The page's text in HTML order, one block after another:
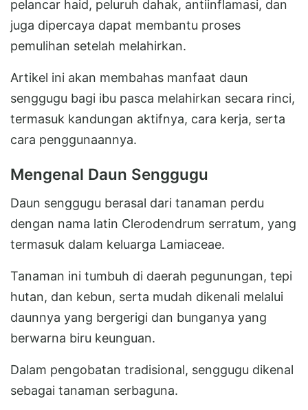
pelancar haid, peluruh dahak, antiinflamasi, dan
juga dipercaya dapat membantu proses
pemulihan setelah melahirkan.
Artikel ini akan membahas manfaat daun
senggugu bagi ibu pasca melahirkan secara rinci,
termasuk kandungan aktifnya, cara kerja, serta
cara penggunaannya.
Mengenal Daun Senggugu
Daun senggugu berasal dari tanaman perdu
dengan nama latin Clerodendrum serratum, yang
termasuk dalam keluarga Lamiaceae.
Tanaman ini tumbuh di daerah pegunungan, tepi
hutan, dan kebun, serta mudah dikenali melalui
daunnya yang bergerigi dan bunganya yang
berwarna biru keunguan.
Dalam pengobatan tradisional, senggugu dikenal
sebagai tanaman serbaguna.